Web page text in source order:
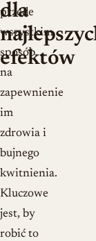
dla
efektów
przede
wszystkim
sposób
na
zapewnienie
im
zdrowia i
bujnego
kwitnienia.
Kluczowe
jest, by
robić to